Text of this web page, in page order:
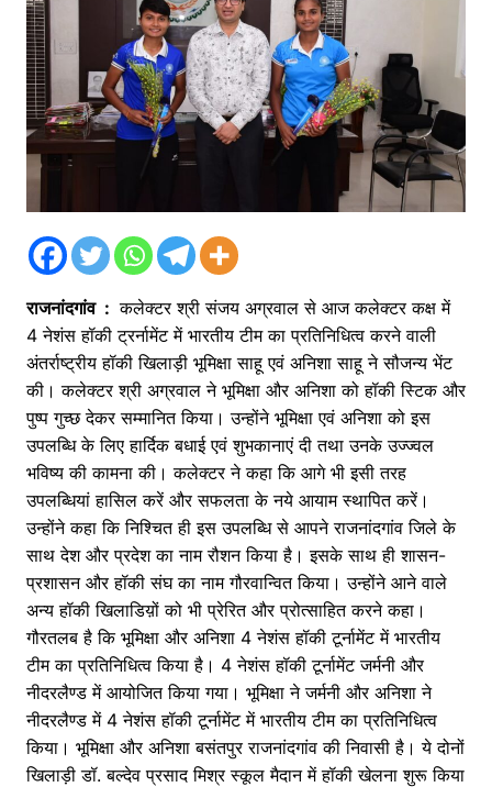
राजनांदगांव : कलेक्टर श्री संजय अग्रवाल से आज कलेक्टर कक्ष में
4 नेशंस हॉकी ट्रर्नामेंट में भारतीय टीम का प्रतिनिधित्व करने वाली
अंतर्राष्ट्रीय हॉकी खिलाड़ी भूमिक्षा साहू एवं अनिशा साहू ने सौजन्य भेंट
की। कलेक्टर श्री अग्रवाल ने भूमिक्षा और अनिशा को हॉकी स्टिक और
पुष्प गुच्छ देकर सम्मानित किया। उन्होंने भूमिक्षा एवं अनिशा को इस
उपलब्धि के लिए हार्दिक बधाई एवं शुभकानाएं दी तथा उनके उज्ज्वल
भविष्य की कामना की। कलेक्टर ने कहा कि आगे भी इसी तरह
उपलब्धियां हासिल करें और सफलता के नये आयाम स्थापित करें।
उन्होंने कहा कि निश्चित ही इस उपलब्धि से आपने राजनांदगांव जिले के
साथ देश और प्रदेश का नाम रौशन किया है। इसके साथ ही शासन-
प्रशासन और हॉकी संघ का नाम गौरवान्वित किया। उन्होंने आने वाले
अन्य हॉकी खिलाडिय़ों को भी प्रेरित और प्रोत्साहित करने कहा।
गौरतलब है कि भूमिक्षा और अनिशा 4 नेशंस हॉकी टूर्नामेंट में भारतीय
टीम का प्रतिनिधित्व किया है। 4 नेशंस हॉकी टूर्नामेंट जर्मनी और
नीदरलैण्ड में आयोजित किया गया। भूमिक्षा ने जर्मनी और अनिशा ने
नीदरलैण्ड में 4 नेशंस हॉकी टूर्नामेंट में भारतीय टीम का प्रतिनिधित्व
किया। भूमिक्षा और अनिशा बसंतपुर राजनांदगांव की निवासी है। ये दोनों
खिलाड़ी डॉ. बल्देव प्रसाद मिश्र स्कूल मैदान में हॉकी खेलना शुरू किया